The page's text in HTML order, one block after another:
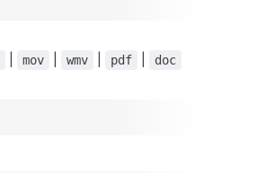
mov wmv pdf doc